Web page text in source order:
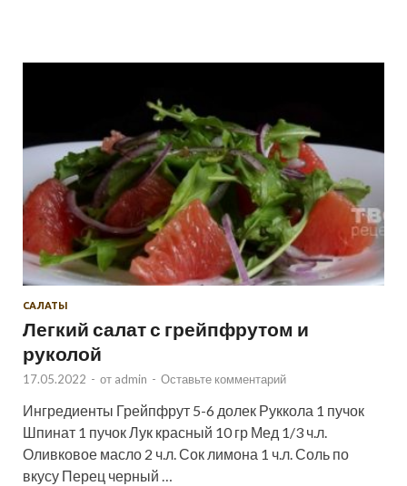
САЛАТЫ
Легкий салат с грейпфрутом и
руколой
17.05.2022 - от admin - Оставьте комментарий
Ингредиенты Грейпфрут 5-6 долек Руккола 1 пучок
Шпинат 1 пучок Лук красный 10 гр Мед 1/3 ч.л.
Оливковое масло 2 ч.л. Сок лимона 1 ч.л. Соль по
вкусу Перец черный …